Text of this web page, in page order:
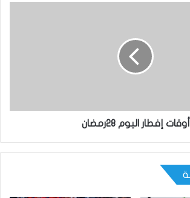
أوقات إفطار اليوم 28رمضان